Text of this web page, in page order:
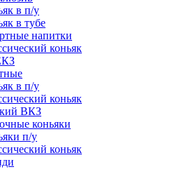
в п/у
в тубе
напитки
коньяк
в п/у
коньяк
ВКЗ
коньяки
п/у
коньяк